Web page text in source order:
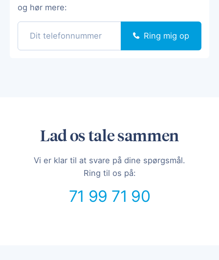
og hør mere:
Ring mig op
Lad os tale sammen
Vi er klar til at svare på dine spørgsmål.
Ring til os på:
71 99 71 90